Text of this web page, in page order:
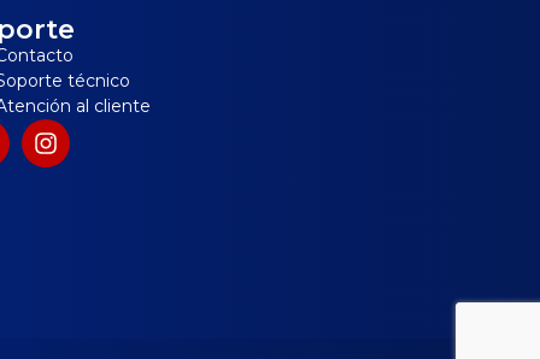
técnico
al cliente